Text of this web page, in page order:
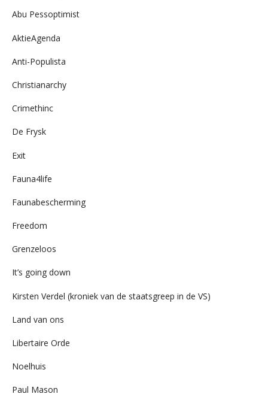
Abu Pessoptimist
AktieAgenda
Anti-Populista
Christianarchy
Crimethinc
De Frysk
Exit
Fauna4life
Faunabescherming
Freedom
Grenzeloos
It’s going down
Kirsten Verdel (kroniek van de staatsgreep in de VS)
Land van ons
Libertaire Orde
Noelhuis
Paul Mason